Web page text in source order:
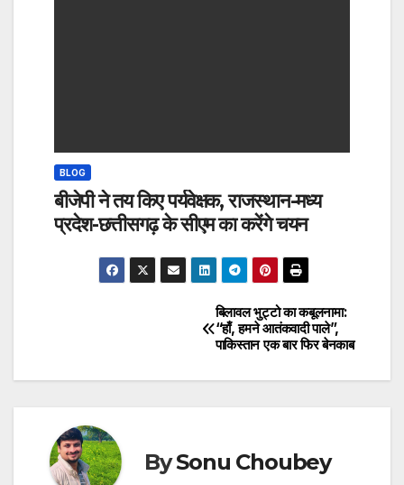
BLOG
बीजेपी ने तय किए पर्यवेक्षक, राजस्थान-मध्य
प्रदेश-छत्तीसगढ़ के सीएम का करेंगे चयन
बिलावल भुट्टो का कबूलनामा:
“हाँ, हमने आतंकवादी पाले”,
पाकिस्तान एक बार फिर बेनकाब
BySonu Choubey